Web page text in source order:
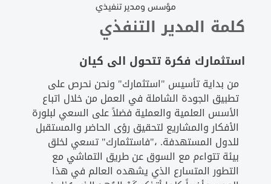
مؤسس ومدير تنفيذي
كلمة المدير التنفذي
استثمارك فكرة تتحول الى كيان
من بداية تأسيس "استثمارك" ونحن نحرص على
تطبيق الجودة الشاملة في العمل من خلال اتباع
الأسس العلمية والعملية فضلاً على السعي لبلورة
الأفكار والمشاريع لتحقيق رؤى الحاضر والمستقبل
للدول المستهدفة. ،"فاستثمارك" تسعي لخلق
بيئة تتواءم مع السوق عن طريق التماشي مع
التطور المتسارع الذي يشهده العالم في هذا